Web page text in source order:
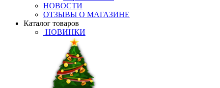
НОВОСТИ
ОТЗЫВЫ О МАГАЗИНЕ
Каталог товаров
НОВИНКИ